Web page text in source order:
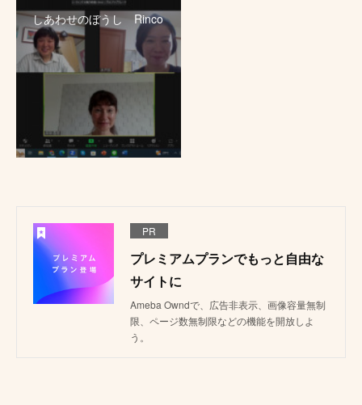
しあわせのぼうし Rinco
PR
プレミアムプランでもっと自由な
サイトに
Ameba Owndで、広告非表示、画像容量無制
限、ページ数無制限などの機能を開放しよ
う。